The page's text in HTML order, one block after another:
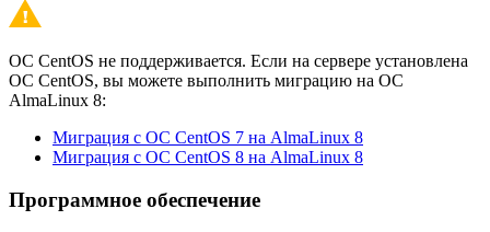
ОС CentOS не поддерживается. Если на сервере установлена
ОС CentOS, вы можете выполнить миграцию на ОС
AlmaLinux 8:
Миграция с ОС CentOS 7 на AlmaLinux 8
Миграция с ОС CentOS 8 на AlmaLinux 8
Программное обеспечение